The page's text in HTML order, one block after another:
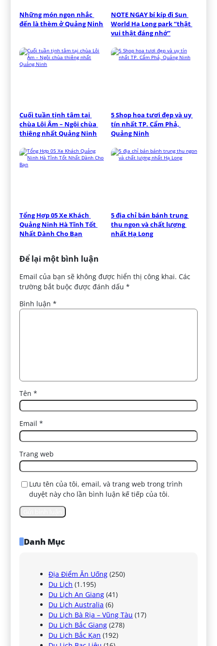
Những món ngon nhắc
đến là thèm ở Quảng Ninh
NOTE NGAY bí kíp đi Sun
World Hạ Long park “thật
vui thật đáng nhớ”
Cuối tuần tịnh tâm tại
chùa Lôi Âm – Ngôi chùa
thiêng nhất Quảng Ninh
5 Shop hoa tươi đẹp và uy
tín nhất TP. Cẩm Phả,
Quảng Ninh
Tổng Hợp 05 Xe Khách
Quảng Ninh Hà Tĩnh Tốt
Nhất Dành Cho Bạn
5 địa chỉ bán bánh trung
thu ngon và chất lượng
nhất Hạ Long
Để lại một bình luận
Email của bạn sẽ không được hiển thị công khai. Các
trường bắt buộc được đánh dấu*
Bình luận*
Tên*
Email*
Trang web
Lưu tên của tôi, email, và trang web trong trình
duyệt này cho lần bình luận kế tiếp của tôi.
Danh Mục
Địa Điểm Ăn Uống (250)
Du Lịch (1.195)
Du Lịch An Giang (41)
Du Lịch Australia (6)
Du Lịch Bà Rịa – Vũng Tàu (17)
Du Lịch Bắc Giang (278)
Du Lịch Bắc Kạn (192)